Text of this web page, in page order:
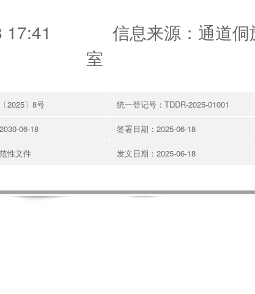
信息来源：通道
室
2025〕8号 统一登记号：TDDR-2025-01001
06-18 签署日期：2025-06-18
性文件 发文日期：2025-06-18